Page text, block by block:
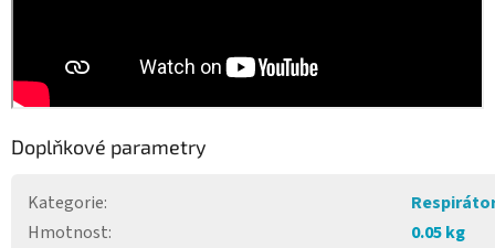
Doplňkové parametry
Kategorie:
Hmotnost:
0.05 kg